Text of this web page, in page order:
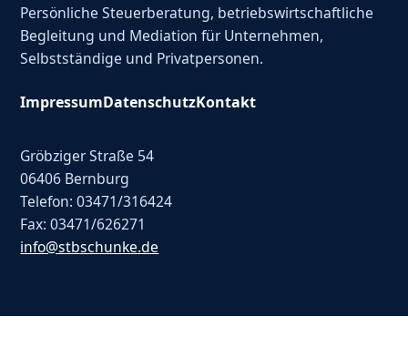
Persönliche Steuerberatung, betriebswirtschaftliche
Begleitung und Mediation für Unternehmen,
Selbstständige und Privatpersonen.
ImpressumDatenschutzKontakt
Gröbziger Straße 54
06406 Bernburg
Telefon: 03471/316424
Fax: 03471/626271
info@stbschunke.de